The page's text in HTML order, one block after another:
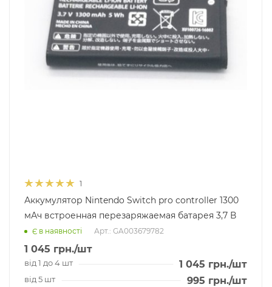
1
Аккумулятор Nintendo Switch pro controller 1300
мАч встроенная перезаряжаемая батарея 3,7 В
Є в наявності Арт.: GA003679782
1 045 грн./шт
від 1 до 4 шт 1 045 грн./шт
від 5 шт 995 грн./шт